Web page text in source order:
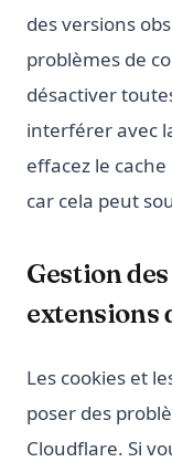
des versions
problèmes de
désactiver
interférer avec
effacez le
car cela peut
Gestion
extensions
Les cookies et
poser des
Cloudflare. Si